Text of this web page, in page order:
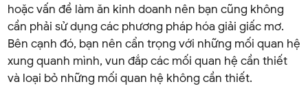
hoặc vấn đề làm ăn kinh doanh nên bạn cũng không
cần phải sử dụng các phương pháp hóa giải giấc mơ.
Bên cạnh đó, bạn nên cẩn trọng với những mối quan hệ
xung quanh mình, vun đắp các mối quan hệ cần thiết
và loại bỏ những mối quan hệ không cần thiết.